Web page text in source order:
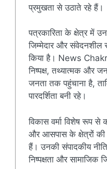
प्रमुखता से उठाते रहे हैं।
पत्रकारिता के क्षेत्र में
जिम्मेदार और संवेदनशील
किया है। News
निष्पक्ष, तथ्यात्मक और
जनता तक पहुंचाना है,
पारदर्शिता बनी रहे।
विकास वर्मा विशेष रूप से
और आसपास के क्षेत्रों
हैं। उनकी संपादकीय
निष्पक्षता और सामाजिक